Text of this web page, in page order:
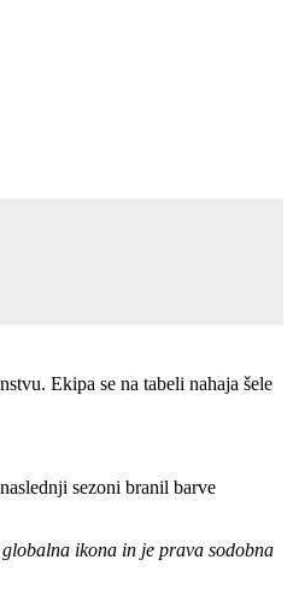
Ekipa se na tabeli nahaja šele
sezoni branil barve
ikona in je prava sodobna